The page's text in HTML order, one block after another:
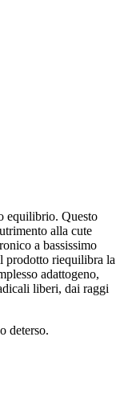
equilibrio. Questo
alla cute
a bassissimo
prodotto riequilibra la
adattogeno,
liberi, dai raggi
deterso.